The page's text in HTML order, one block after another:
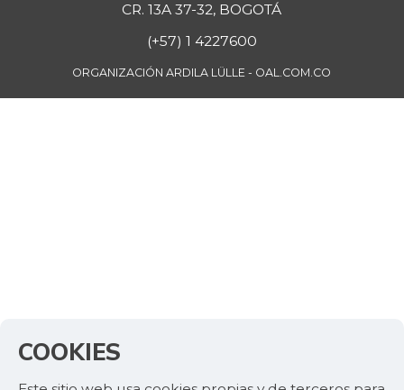
CR. 13A 37-32, BOGOTÁ
(+57) 1 4227600
ORGANIZACIÓN ARDILA LÜLLE - OAL.COM.CO
COOKIES